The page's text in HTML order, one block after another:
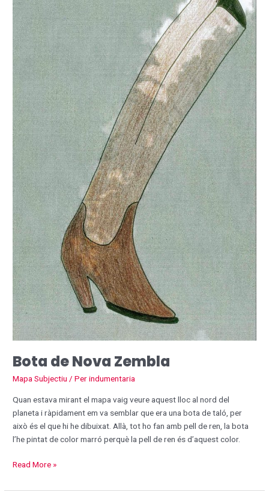
Bota de Nova Zembla
Mapa Subjectiu / Perindumentaria
Quan estava mirant el mapa vaig veure aquest lloc al nord del
planeta i ràpidament em va semblar que era una bota de taló, per
això és el que hi he dibuixat. Allà, tot ho fan amb pell de ren, la bota
l’he pintat de color marró perquè la pell de ren és d’aquest color.
Read More »